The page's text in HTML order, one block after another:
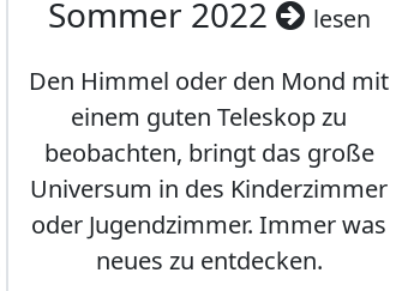
Sommer 2022
lesen
Den Himmel oder den Mond mit
einem guten Teleskop zu
beobachten, bringt das große
Universum in des Kinderzimmer
oder Jugendzimmer. Immer was
neues zu entdecken.